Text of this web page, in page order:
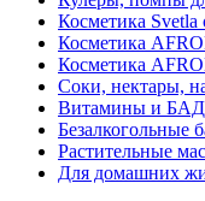
Косметика Svetla
Косметика
Косметика
Соки, нектары,
Витамины и БАД
Безалкогольные
Растительные
Для домашних